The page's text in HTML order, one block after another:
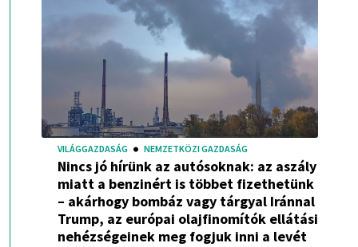
VILÁGGAZDASÁG NEMZETKÖZI GAZDASÁG
Nincs jó hírünk az autósoknak: az aszály
miatt a benzinért is többet fizethetünk
– akárhogy bombáz vagy tárgyal Iránnal
Trump, az európai olajfinomítók ellátási
nehézségeinek meg fogjuk inni a levét